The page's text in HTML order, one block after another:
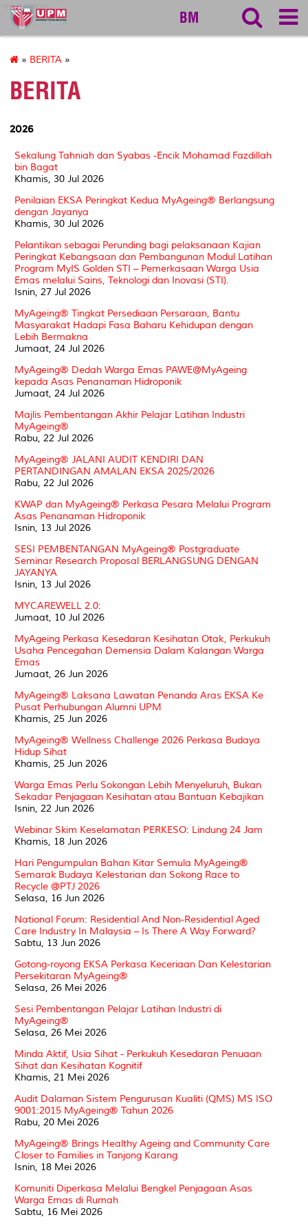
myageing
BM
» BERITA »
BERITA
2026
Sekalung Tahniah dan Syabas -Encik Mohamad Fazdillah
bin Bagat
Khamis, 30 Jul 2026
Penilaian EKSA Peringkat Kedua MyAgeing® Berlangsung
dengan Jayanya
Khamis, 30 Jul 2026
Pelantikan sebagai Perunding bagi pelaksanaan Kajian
Peringkat Kebangsaan dan Pembangunan Modul Latihan
Program MyIS Golden STI – Pemerkasaan Warga Usia
Emas melalui Sains, Teknologi dan Inovasi (STI).
Isnin, 27 Jul 2026
MyAgeing® Tingkat Persediaan Persaraan, Bantu
Masyarakat Hadapi Fasa Baharu Kehidupan dengan
Lebih Bermakna
Jumaat, 24 Jul 2026
MyAgeing® Dedah Warga Emas PAWE@MyAgeing
kepada Asas Penanaman Hidroponik
Jumaat, 24 Jul 2026
Majlis Pembentangan Akhir Pelajar Latihan Industri
MyAgeing®
Rabu, 22 Jul 2026
MyAgeing® JALANI AUDIT KENDIRI DAN
PERTANDINGAN AMALAN EKSA 2025/2026
Rabu, 22 Jul 2026
KWAP dan MyAgeing® Perkasa Pesara Melalui Program
Asas Penanaman Hidroponik
Isnin, 13 Jul 2026
SESI PEMBENTANGAN MyAgeing® Postgraduate
Seminar Research Proposal BERLANGSUNG DENGAN
JAYANYA
Isnin, 13 Jul 2026
MYCAREWELL 2.0:
Jumaat, 10 Jul 2026
MyAgeing Perkasa Kesedaran Kesihatan Otak, Perkukuh
Usaha Pencegahan Demensia Dalam Kalangan Warga
Emas
Jumaat, 26 Jun 2026
MyAgeing® Laksana Lawatan Penanda Aras EKSA Ke
Pusat Perhubungan Alumni UPM
Khamis, 25 Jun 2026
MyAgeing® Wellness Challenge 2026 Perkasa Budaya
Hidup Sihat
Khamis, 25 Jun 2026
Warga Emas Perlu Sokongan Lebih Menyeluruh, Bukan
Sekadar Penjagaan Kesihatan atau Bantuan Kebajikan
Isnin, 22 Jun 2026
Webinar Skim Keselamatan PERKESO: Lindung 24 Jam
Khamis, 18 Jun 2026
Hari Pengumpulan Bahan Kitar Semula MyAgeing®
Semarak Budaya Kelestarian dan Sokong Race to
Recycle @PTJ 2026
Selasa, 16 Jun 2026
National Forum: Residential And Non-Residential Aged
Care Industry In Malaysia – Is There A Way Forward?
Sabtu, 13 Jun 2026
Gotong-royong EKSA Perkasa Keceriaan Dan Kelestarian
Persekitaran MyAgeing®
Selasa, 26 Mei 2026
Sesi Pembentangan Pelajar Latihan Industri di
MyAgeing®
Selasa, 26 Mei 2026
Minda Aktif, Usia Sihat - Perkukuh Kesedaran Penuaan
Sihat dan Kesihatan Kognitif
Khamis, 21 Mei 2026
Audit Dalaman Sistem Pengurusan Kualiti (QMS) MS ISO
9001:2015 MyAgeing® Tahun 2026
Rabu, 20 Mei 2026
MyAgeing® Brings Healthy Ageing and Community Care
Closer to Families in Tanjong Karang
Isnin, 18 Mei 2026
Komuniti Diperkasa Melalui Bengkel Penjagaan Asas
Warga Emas di Rumah
Sabtu, 16 Mei 2026